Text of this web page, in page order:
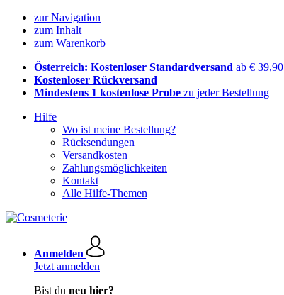
zur Navigation
zum Inhalt
zum Warenkorb
Österreich: Kostenloser Standardversand ab € 39,90
Kostenloser Rückversand
Mindestens 1 kostenlose Probe zu jeder Bestellung
Hilfe
Wo ist meine Bestellung?
Rücksendungen
Versandkosten
Zahlungsmöglichkeiten
Kontakt
Alle Hilfe-Themen
Anmelden
Jetzt anmelden
Bist du neu hier?